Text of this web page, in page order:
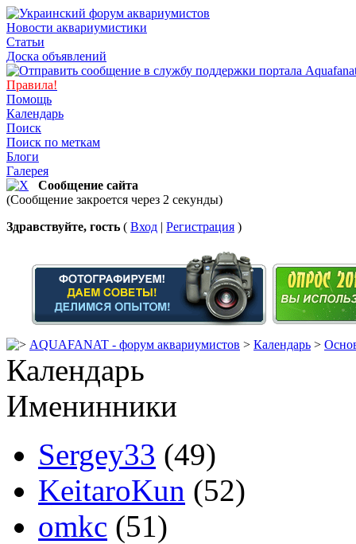
Новости аквариумистики
Статьи
Доска объявлений
Правила!
Помощь
Календарь
Поиск
Поиск по меткам
Блоги
Галерея
Сообщение сайта
(Сообщение закроется через 2 секунды)
Здравствуйте, гость ( Вход | Регистрация )
AQUAFANAT - форум аквариумистов > Календарь >
Календарь
Именинники
Sergey33 (49)
KeitaroKun (52)
omkc (51)